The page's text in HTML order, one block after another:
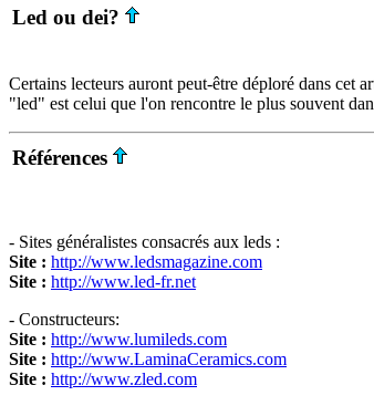
Led ou dei?
Certains lecteurs auront peut-être déploré dans
"led" est celui que l'on rencontre le plus souvent
Références
- Sites généralistes consacrés aux leds :
Site : http://www.ledsmagazine.com
Site : http://www.led-fr.net
- Constructeurs:
Site : http://www.lumileds.com
Site : http://www.LaminaCeramics.com
Site : http://www.zled.com